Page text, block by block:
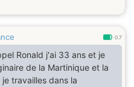
0.7
Ronald j'ai 33 ans et je
de la Martinique et la
je travailles dans la